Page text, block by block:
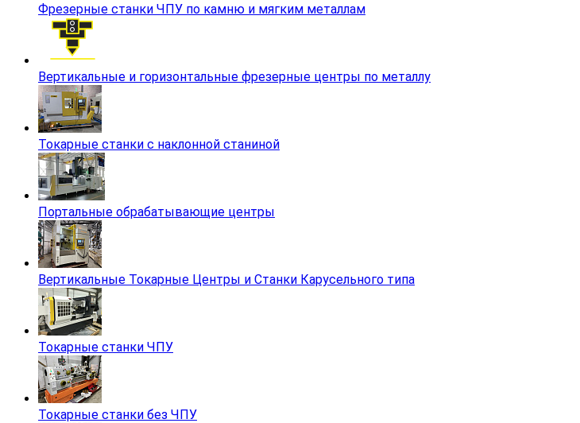
Фрезерные станки ЧПУ по камню и мягким металлам
Вертикальные и горизонтальные фрезерные центры по металлу
Токарные станки с наклонной станиной
Портальные обрабатывающие центры
Вертикальные Токарные Центры и Станки Карусельного типа
Токарные станки ЧПУ
Токарные станки без ЧПУ